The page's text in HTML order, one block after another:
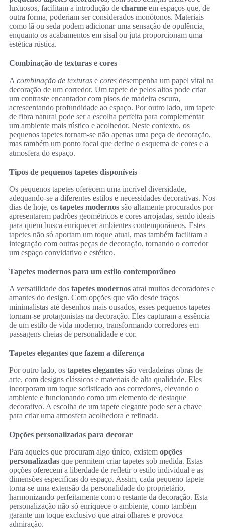
luxuosos, facilitam a introdução de charme em espaços que, de
outra forma, poderiam ser considerados monótonos. Materiais
como lã ou seda podem adicionar uma sensação de opulência,
enquanto os acabamentos em sisal ou juta proporcionam uma
estética rústica.
Combinação de texturas e cores
A combinação de texturas e cores desempenha um papel vital na
decoração de um corredor. Um tapete de pelos altos pode criar
um contraste encantador com pisos de madeira escura,
acrescentando profundidade ao espaço. Por outro lado, um tapete
de fibra natural pode ser a escolha perfeita para complementar
um ambiente mais rústico e acolhedor. Neste contexto, os
pequenos tapetes tornam-se não apenas uma peça de decoração,
mas também um ponto focal que define o esquema de cores e a
atmosfera do espaço.
Tipos de pequenos tapetes disponíveis
Os pequenos tapetes oferecem uma incrível diversidade,
adequando-se a diferentes estilos e necessidades decorativas. Nos
dias de hoje, os tapetes modernos são altamente procurados por
apresentarem padrões geométricos e cores arrojadas, sendo ideais
para quem busca enriquecer ambientes contemporâneos. Estes
tapetes não só aportam um toque atual, mas também facilitam a
integração com outras peças de decoração, tornando o corredor
um espaço convidativo e estético.
Tapetes modernos para um estilo contemporâneo
A versatilidade dos tapetes modernos atrai muitos decoradores e
amantes do design. Com opções que vão desde traços
minimalistas até desenhos mais ousados, esses pequenos tapetes
tornam-se protagonistas na decoração. Eles capturam a essência
de um estilo de vida moderno, transformando corredores em
passagens cheias de personalidade e cor.
Tapetes elegantes que fazem a diferença
Por outro lado, os tapetes elegantes são verdadeiras obras de
arte, com designs clássicos e materiais de alta qualidade. Eles
incorporam um toque sofisticado aos corredores, elevando o
ambiente e funcionando como um elemento de destaque
decorativo. A escolha de um tapete elegante pode ser a chave
para criar uma atmosfera acolhedora e refinada.
Opções personalizadas para decorar
Para aqueles que procuram algo único, existem opções
personalizadas que permitem criar tapetes sob medida. Estas
opções oferecem a liberdade de refletir o estilo individual e as
dimensões específicas do espaço. Assim, cada pequeno tapete
torna-se uma extensão da personalidade do proprietário,
harmonizando perfeitamente com o restante da decoração. Esta
personalização não só enriquece o ambiente, como também
garante um toque exclusivo que atrai olhares e provoca
admiração.